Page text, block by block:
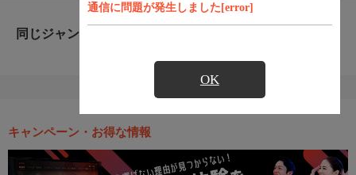
通信に問題が発生しました[error]
OK
同じジャンルのおすすめ番組
キャンペーン・お得な情報